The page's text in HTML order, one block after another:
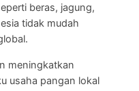
beras, jagung,
tidak mudah
meningkatkan
usaha pangan lokal